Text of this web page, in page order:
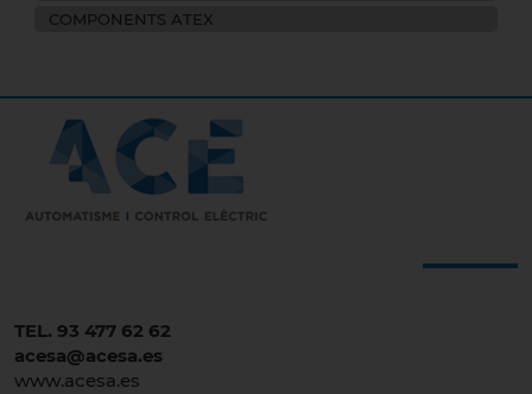
COMPONENTS ATEX
TEL. 93 477 62 62
acesa@acesa.es
www.acesa.es